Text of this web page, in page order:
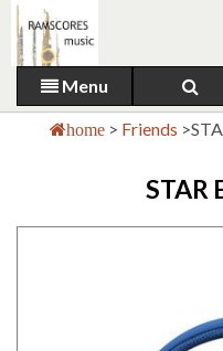
Menu
home > Friends >
STAR